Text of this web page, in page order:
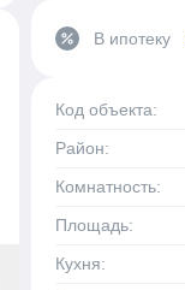
percent В ипотеку
Код объекта:
Район:
Комнатность:
Площадь:
Кухня: